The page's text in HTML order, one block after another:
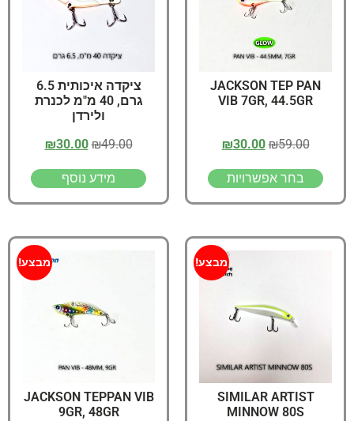
JACKSON TEP PAN
VIB 7GR, 44.5GR
₪59.00
₪30.00
בחר אפשרויות
ציקדה איכותית 6.5
גרם, 40 מ"מ לכנרת
ולירדן
₪49.00
₪30.00
מידע נוסף
מבצע!
SIMILAR ARTIST
MINNOW 80S
מבצע!
JACKSON TEPPAN VIB
9GR, 48GR